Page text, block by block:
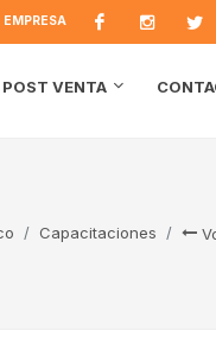
EMPRESA
POST VENTA
Capacitaciones